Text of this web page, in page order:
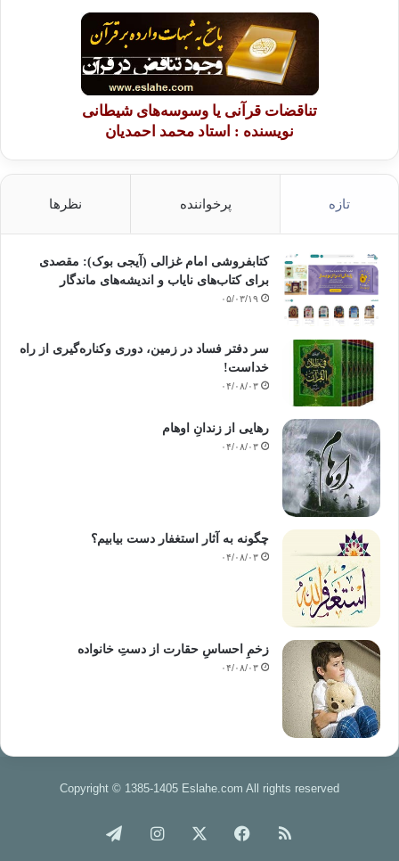
تناقضات قرآنی یا وسوسه‌های شیطانی
نویسنده : استاد محمد احمدیان
تازه پرخواننده نظرها
کتابفروشی امام غزالی (آیجی بوک): مقصدی
برای کتاب‌های نایاب و اندیشه‌های ماندگار
۰۵/۰۳/۱۹
سر دفتر فساد در زمین‌، دوری وکناره‌گیری از راه
خداست‌!
۰۴/۰۸/۰۳
رهایی از زندانِ اوهام
۰۴/۰۸/۰۳
چگونه به آثار استغفار دست بیابیم؟
۰۴/۰۸/۰۳
زخمِ احساسِ حقارت از دستِ خانواده
۰۴/۰۸/۰۳
Copyright © 1385-1405 Eslahe.com All rights reserved
خوراک فیس اینستاگرام